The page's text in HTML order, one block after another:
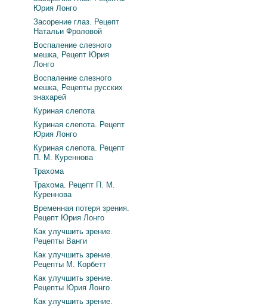
Юрия Лонго
Засорение глаз. Рецепт
Натальи Фроловой
Воспаление слезного
мешка, Рецепт Юрия
Лонго
Воспаление слезного
мешка, Рецепты русских
знахарей
Куриная слепота
Куриная слепота. Рецепт
Юрия Лонго
Куриная слепота. Рецепт
П. М. Куреннова
Трахома
Трахома. Рецепт П. М.
Куреннова
Временная потеря зрения.
Рецепт Юрия Лонго
Как улучшить зрение.
Рецепты Ванги
Как улучшить зрение.
Рецепты М. Корбетт
Как улучшить зрение.
Рецепты Юрия Лонго
Как улучшить зрение.